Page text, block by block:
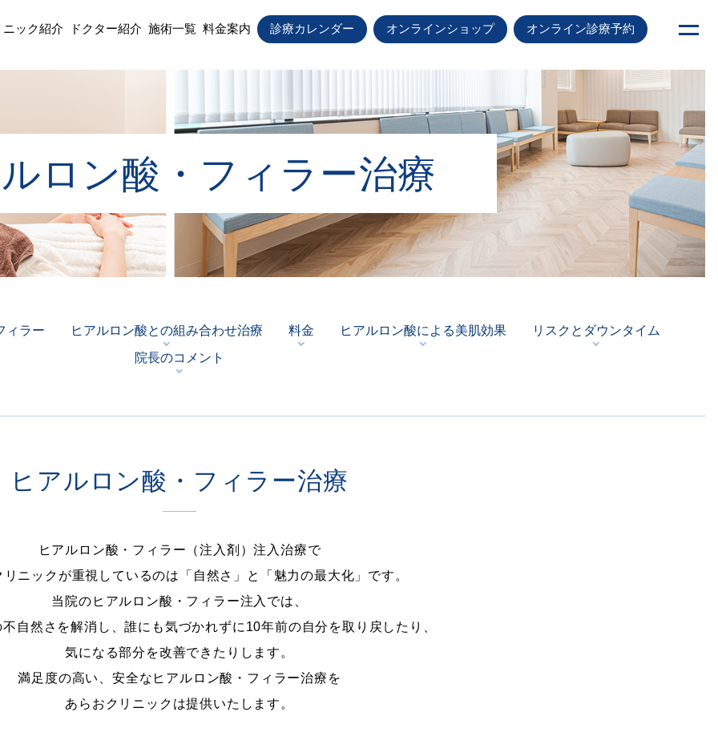
ニック紹介 ドクター紹介 施術一覧 料金案内 診療カレンダー オンラインショップ オンライン診療予約
ロン酸・フィラー治療
ィラー ヒアルロン酸との組み合わせ治療 料金 ヒアルロン酸による美肌効果
リスクとダウンタイム
院長のコメント
ヒアルロン酸・フィラー治療
ヒアルロン酸・フィラー（注入剤）注入治療で
リニックが重視しているのは「自然さ」と「魅力の最大化」です。
当院のヒアルロン酸・フィラー注入では、
自然さを解消し、誰にも気づかれずに10年前の自分を取り戻したり、
気になる部分を改善できたりします。
満足度の高い、安全なヒアルロン酸・フィラー治療を
あらおクリニックは提供いたします。